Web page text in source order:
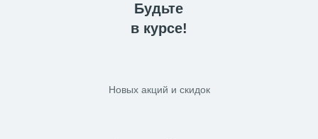
Будьте
в курсе!
Новых акций и скидок